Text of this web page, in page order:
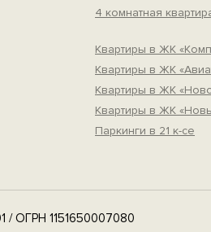
4 комнатная
Квартиры в ЖК
Квартиры в ЖК
Квартиры в ЖК
Квартиры в ЖК
Паркинги в 21 к-се
ОГРН 1151650007080